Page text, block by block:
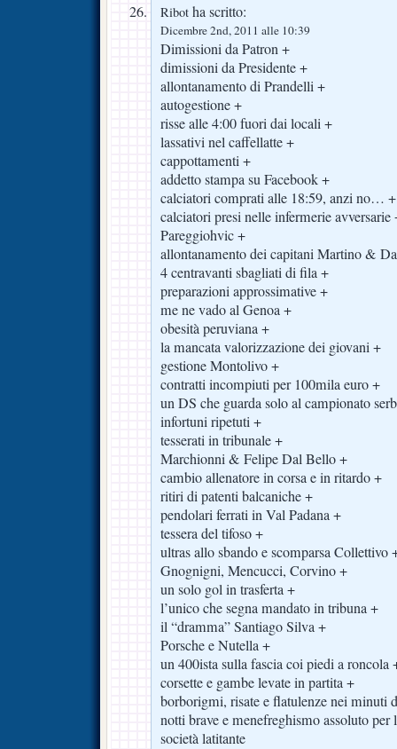
Ribot ha scritto:
Dicembre 2nd, 2011 alle 10:39
Dimissioni da Patron +
dimissioni da Presidente +
allontanamento di Prandelli +
autogestione +
risse alle 4:00 fuori dai locali +
lassativi nel caffellatte +
cappottamenti +
addetto stampa su Facebook +
calciatori comprati alle 18:59, anzi no… +
calciatori presi nelle infermerie avversarie
Pareggiohvic +
allontanamento dei capitani Martino &
4 centravanti sbagliati di fila +
preparazioni approssimative +
me ne vado al Genoa +
obesità peruviana +
la mancata valorizzazione dei giovani +
gestione Montolivo +
contratti incompiuti per 100mila euro +
un DS che guarda solo al campionato
infortuni ripetuti +
tesserati in tribunale +
Marchionni & Felipe Dal Bello +
cambio allenatore in corsa e in ritardo +
ritiri di patenti balcaniche +
pendolari ferrati in Val Padana +
tessera del tifoso +
ultras allo sbando e scomparsa Collettivo
Gnognigni, Mencucci, Corvino +
un solo gol in trasferta +
l’unico che segna mandato in tribuna +
il “dramma” Santiago Silva +
Porsche e Nutella +
un 400ista sulla fascia coi piedi a roncola
corsette e gambe levate in partita +
borborigmi, risate e flatulenze nei minuti
notti brave e menefreghismo assoluto per
società latitante